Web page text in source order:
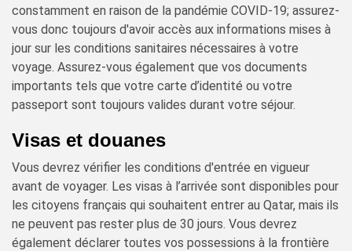
constamment en raison de la pandémie COVID-19; assurez-
vous donc toujours d'avoir accès aux informations mises à
jour sur les conditions sanitaires nécessaires à votre
voyage. Assurez-vous également que vos documents
importants tels que votre carte d’identité ou votre
passeport sont toujours valides durant votre séjour.
Visas et douanes
Vous devrez vérifier les conditions d'entrée en vigueur
avant de voyager. Les visas à l’arrivée sont disponibles pour
les citoyens français qui souhaitent entrer au Qatar, mais ils
ne peuvent pas rester plus de 30 jours. Vous devrez
également déclarer toutes vos possessions à la frontière